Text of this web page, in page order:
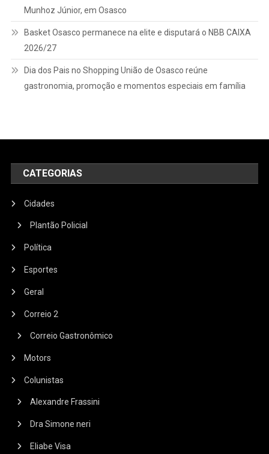
Munhoz Júnior, em Osasco
Basket Osasco permanece na elite e disputará o NBB CAIXA
2026/27
Dia dos Pais no Shopping União de Osasco reúne
gastronomia, promoção e momentos especiais em família
CATEGORIAS
Cidades
Plantão Policial
Política
Esportes
Geral
Correio 2
Correio Gastronômico
Motors
Colunistas
Alexandre Frassini
Dra Simone neri
Eliabe Visa